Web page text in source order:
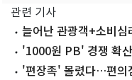
관련 기사
늘어난 관광객+소비
합)'1000원 PB' 경쟁 확
비' 승부
'편장족' 몰렸다…편의